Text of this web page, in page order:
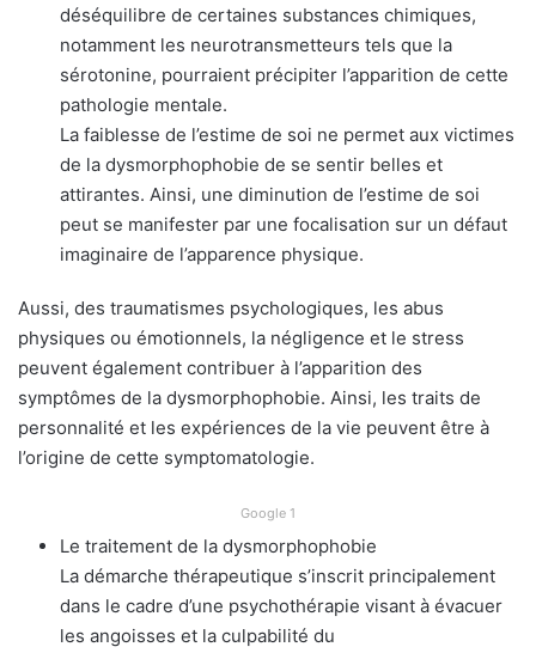
déséquilibre de certaines substances chimiques,
notamment les neurotransmetteurs tels que la
sérotonine, pourraient précipiter l’apparition de cette
pathologie mentale.
La faiblesse de l’estime de soi ne permet aux victimes
de la dysmorphophobie de se sentir belles et
attirantes. Ainsi, une diminution de l’estime de soi
peut se manifester par une focalisation sur un défaut
imaginaire de l’apparence physique.
Aussi, des traumatismes psychologiques, les abus
physiques ou émotionnels, la négligence et le stress
peuvent également contribuer à l’apparition des
symptômes de la dysmorphophobie. Ainsi, les traits de
personnalité et les expériences de la vie peuvent être à
l’origine de cette symptomatologie.
Google 1
Le traitement de la dysmorphophobie
La démarche thérapeutique s’inscrit principalement
dans le cadre d’une psychothérapie visant à évacuer
les angoisses et la culpabilité du